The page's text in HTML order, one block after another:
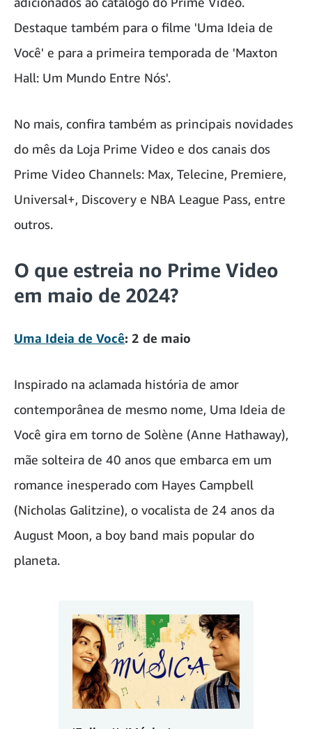
Destaque também para o filme 'Uma Ideia de
Você' e para a primeira temporada de 'Maxton
Hall: Um Mundo Entre Nós'.
No mais, confira também as principais novidades
do mês da Loja Prime Video e dos canais dos
Prime Video Channels: Max, Telecine, Premiere,
Universal+, Discovery e NBA League Pass, entre
outros.
O que estreia no Prime Video
em maio de 2024?
Uma Ideia de Você: 2 de maio
Inspirado na aclamada história de amor
contemporânea de mesmo nome, Uma Ideia de
Você gira em torno de Solène (Anne Hathaway),
mãe solteira de 40 anos que embarca em um
romance inesperado com Hayes Campbell
(Nicholas Galitzine), o vocalista de 24 anos da
August Moon, a boy band mais popular do
planeta.